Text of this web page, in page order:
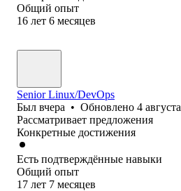
Общий опыт
16 лет 6 месяцев
Senior Linux/DevOps
Был вчера • Обновлено 4 августа
Рассматривает предложения
Конкретные достижения
Есть подтверждённые навыки
Общий опыт
17 лет 7 месяцев